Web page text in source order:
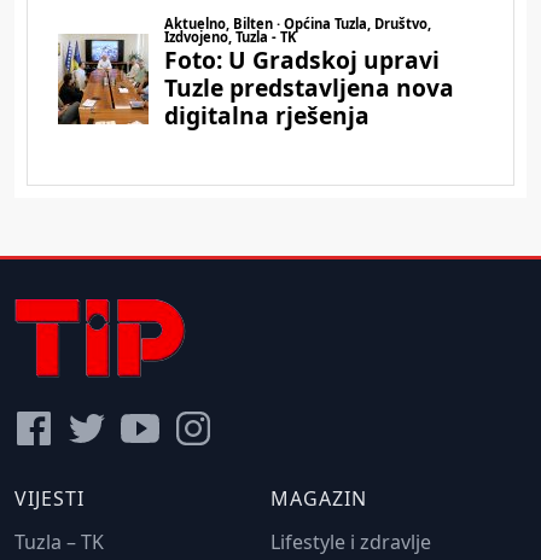
VIJESTI
Tuzla – TK
MAGAZIN
Lifestyle i zdravlje